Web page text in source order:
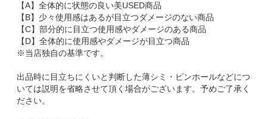
【A】全体的に状態の良い美USED商品
【B】少々使用感はあるが目立つダメージのない商品
【C】部分的に目立つ使用感やダメージのある商品
【D】全体的に使用感やダメージが目立つ商品
※当店独自の基準です。
出品時に目立ちにくいと判断した薄シミ・ピンホールなどにつ
いては説明を省略させて頂く場合がございます。予めご了承く
ださい。